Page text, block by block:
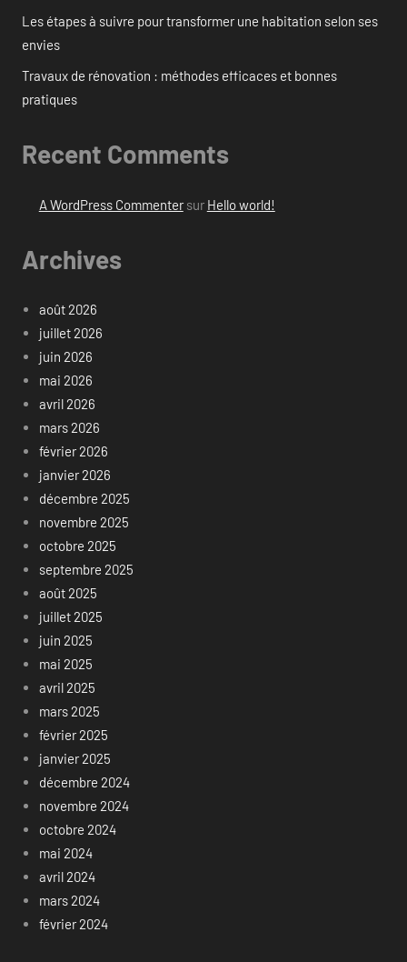
Les étapes à suivre pour transformer une habitation selon ses
envies
Travaux de rénovation : méthodes efficaces et bonnes
pratiques
Recent Comments
A WordPress Commentersur Hello world!
Archives
août 2026
juillet 2026
juin 2026
mai 2026
avril 2026
mars 2026
février 2026
janvier 2026
décembre 2025
novembre 2025
octobre 2025
septembre 2025
août 2025
juillet 2025
juin 2025
mai 2025
avril 2025
mars 2025
février 2025
janvier 2025
décembre 2024
novembre 2024
octobre 2024
mai 2024
avril 2024
mars 2024
février 2024